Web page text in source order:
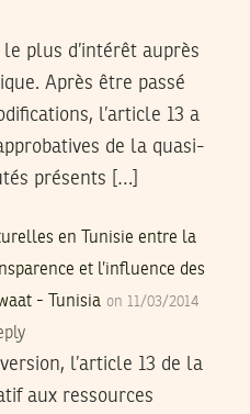
plus d’intérêt auprès
Après être passé
l’article 13 a
de la quasi-
présents […]
en Tunisie entre la
et l’influence des
- Tunisia on 11/03/2014
l’article 13 de la
aux ressources